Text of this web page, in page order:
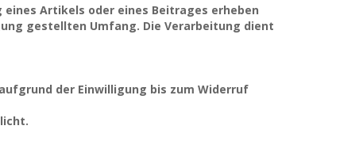
Artikels oder eines Beitrages erheben
gestellten Umfang. Die Verarbeitung dient
der Einwilligung bis zum Widerruf